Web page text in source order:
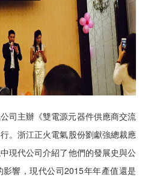
司主辦《雙電源元器件供應商交流
。浙江正火電氣股份劉獻強總裁應
現代公司介紹了他們的發展史與公
響，現代公司2015年年產值還是